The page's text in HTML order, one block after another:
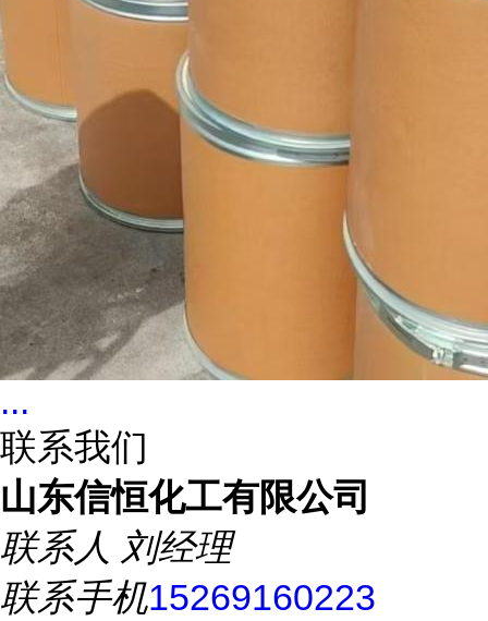
...
联系我们
山东信恒化工有限公司
联系人 刘经理
联系手机15269160223